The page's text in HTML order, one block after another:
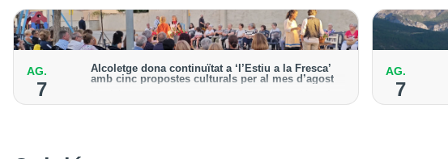
AG.
7
Alcoletge dona continuïtat a ‘l’Estiu a la Fresca’
amb cinc propostes culturals per al mes d’agost
l’astronomia amb ‘Alcoletge mira al cel’
AG.
7